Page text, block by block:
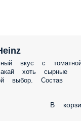
вкус с
хоть сырные
выбор. Состав
В